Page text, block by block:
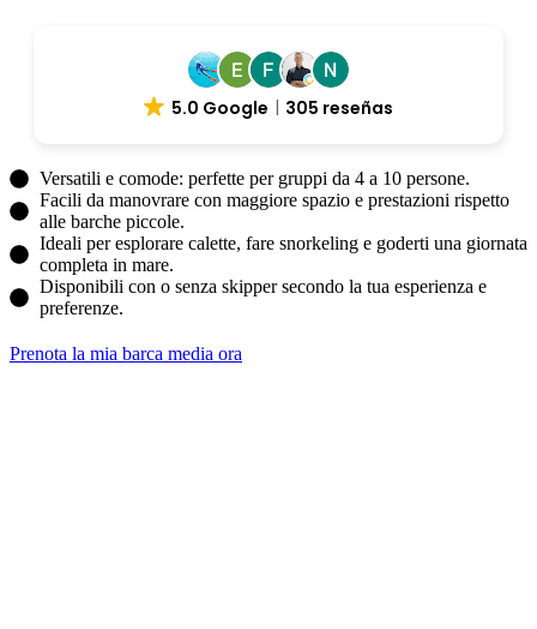
5.0 Google 305 reseñas
Versatili e comode: perfette per gruppi da 4 a 10 persone.
Facili da manovrare con maggiore spazio e prestazioni rispetto
alle barche piccole.
Ideali per esplorare calette, fare snorkeling e goderti una giornata
completa in mare.
Disponibili con o senza skipper secondo la tua esperienza e
preferenze.
Prenota la mia barca media ora